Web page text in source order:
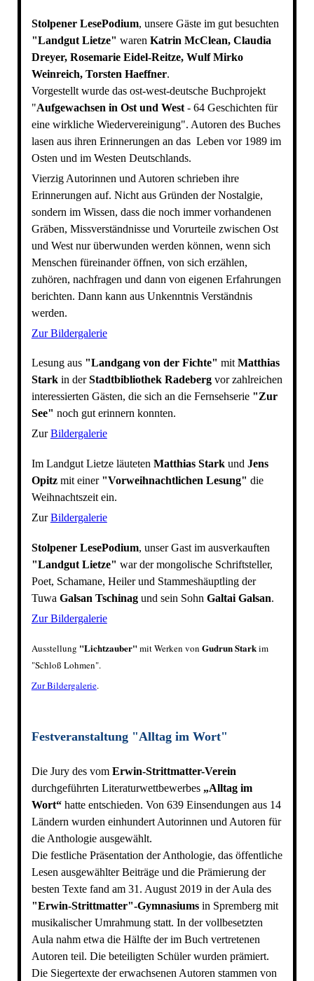
Stolpener LesePodium, unsere Gäste im gut besuchten
"Landgut Lietze" waren Katrin McClean, Claudia
Dreyer, Rosemarie Eidel-Reitze, Wulf Mirko
Weinreich, Torsten Haeffner.
Vorgestellt wurde das ost-west-deutsche Buchprojekt
"Aufgewachsen in Ost und West- 64 Geschichten für
eine wirkliche Wiedervereinigung". Autoren des Buches
lasen aus ihren Erinnerungen an das Leben vor 1989 im
Osten und im Westen Deutschlands.
Vierzig Autorinnen und Autoren schrieben ihre
Erinnerungen auf. Nicht aus Gründen der Nostalgie,
sondern im Wissen, dass die noch immer vorhandenen
Gräben, Missverständnisse und Vorurteile zwischen Ost
und West nur überwunden werden können, wenn sich
Menschen füreinander öffnen, von sich erzählen,
zuhören, nachfragen und dann von eigenen Erfahrungen
berichten. Dann kann aus Unkenntnis Verständnis
werden.
Zur Bildergalerie
Lesung aus "Landgang von der Fichte" mitMatthias
Starkin derStadtbibliothek Radebergvor zahlreichen
interessierten Gästen, die sich an die Fernsehserie "Zur
See" noch gut erinnern konnten.
ZurBildergalerie
Im Landgut Lietze läuteten Matthias Starkund Jens
Opitzmit einer "Vorweihnachtlichen Lesung" die
Weihnachtszeit ein.
ZurBildergalerie
Stolpener LesePodium, unser Gast im ausverkauften
"Landgut Lietze" war der mongolische Schriftsteller,
Poet, Schamane, Heiler und Stammeshäuptling der
Tuwa Galsan Tschinagund sein Sohn Galtai Galsan.
Zur Bildergalerie
Ausstellung "Lichtzauber" mit Werken von Gudrun Starkim
"Schloß Lohmen".
Zur Bildergalerie.
Festveranstaltung "Alltag im Wort"
Die Jury des vom Erwin-Strittmatter-Verein
durchgeführten Literaturwettbewerbes„Alltag im
Wort“ hatte entschieden. Von 639 Einsendungen aus 14
Ländern wurden einhundert Autorinnen und Autoren für
die Anthologie ausgewählt.
Die festliche Präsentation der Anthologie, das öffentliche
Lesen ausgewählter Beiträge und die Prämierung der
besten Texte fand am 31. August 2019 in der Aula des
"Erwin-Strittmatter"-Gymnasiumsin Spremberg mit
musikalischer Umrahmung statt. In der vollbesetzten
Aula nahm etwa die Hälfte der im Buch vertretenen
Autoren teil. Die beteiligten Schüler wurden prämiert.
Die Siegertexte der erwachsenen Autoren stammen von